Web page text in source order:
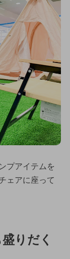
プアイテムを
ェアに座って
りだく